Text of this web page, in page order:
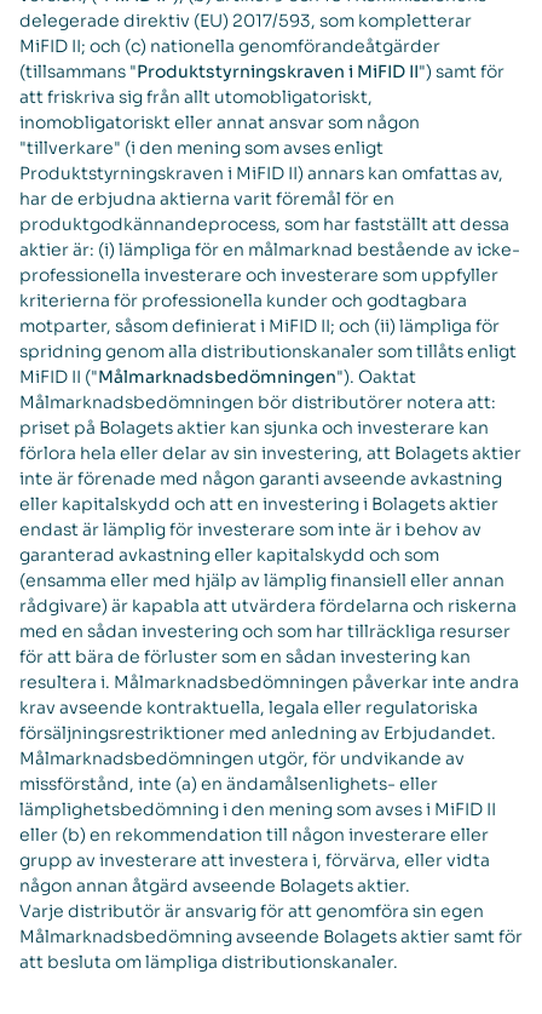
delegerade direktiv (EU) 2017/593, som kompletterar
MiFID II; och (c) nationella genomförandeåtgärder
(tillsammans "Produktstyrningskraven i MiFID II") samt för
att friskriva sig från allt utomobligatoriskt,
inomobligatoriskt eller annat ansvar som någon
"tillverkare" (i den mening som avses enligt
Produktstyrningskraven i MiFID II) annars kan omfattas av,
har de erbjudna aktierna varit föremål för en
produktgodkännandeprocess, som har fastställt att dessa
aktier är: (i) lämpliga för en målmarknad bestående av icke-
professionella investerare och investerare som uppfyller
kriterierna för professionella kunder och godtagbara
motparter, såsom definierat i MiFID II; och (ii) lämpliga för
spridning genom alla distributionskanaler som tillåts enligt
MiFID II ("Målmarknadsbedömningen"). Oaktat
Målmarknadsbedömningen bör distributörer notera att:
priset på Bolagets aktier kan sjunka och investerare kan
förlora hela eller delar av sin investering, att Bolagets aktier
inte är förenade med någon garanti avseende avkastning
eller kapitalskydd och att en investering i Bolagets aktier
endast är lämplig för investerare som inte är i behov av
garanterad avkastning eller kapitalskydd och som
(ensamma eller med hjälp av lämplig finansiell eller annan
rådgivare) är kapabla att utvärdera fördelarna och riskerna
med en sådan investering och som har tillräckliga resurser
för att bära de förluster som en sådan investering kan
resultera i. Målmarknadsbedömningen påverkar inte andra
krav avseende kontraktuella, legala eller regulatoriska
försäljningsrestriktioner med anledning av Erbjudandet.
Målmarknadsbedömningen utgör, för undvikande av
missförstånd, inte (a) en ändamålsenlighets- eller
lämplighetsbedömning i den mening som avses i MiFID II
eller (b) en rekommendation till någon investerare eller
grupp av investerare att investera i, förvärva, eller vidta
någon annan åtgärd avseende Bolagets aktier.
Varje distributör är ansvarig för att genomföra sin egen
Målmarknadsbedömning avseende Bolagets aktier samt för
att besluta om lämpliga distributionskanaler.